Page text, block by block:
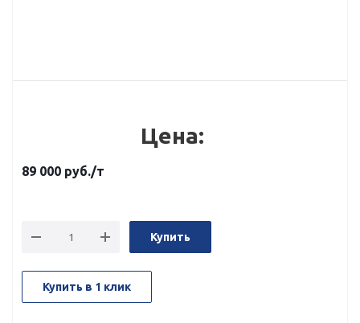
Цена:
89 000 руб./т
Купить
Купить в 1 клик